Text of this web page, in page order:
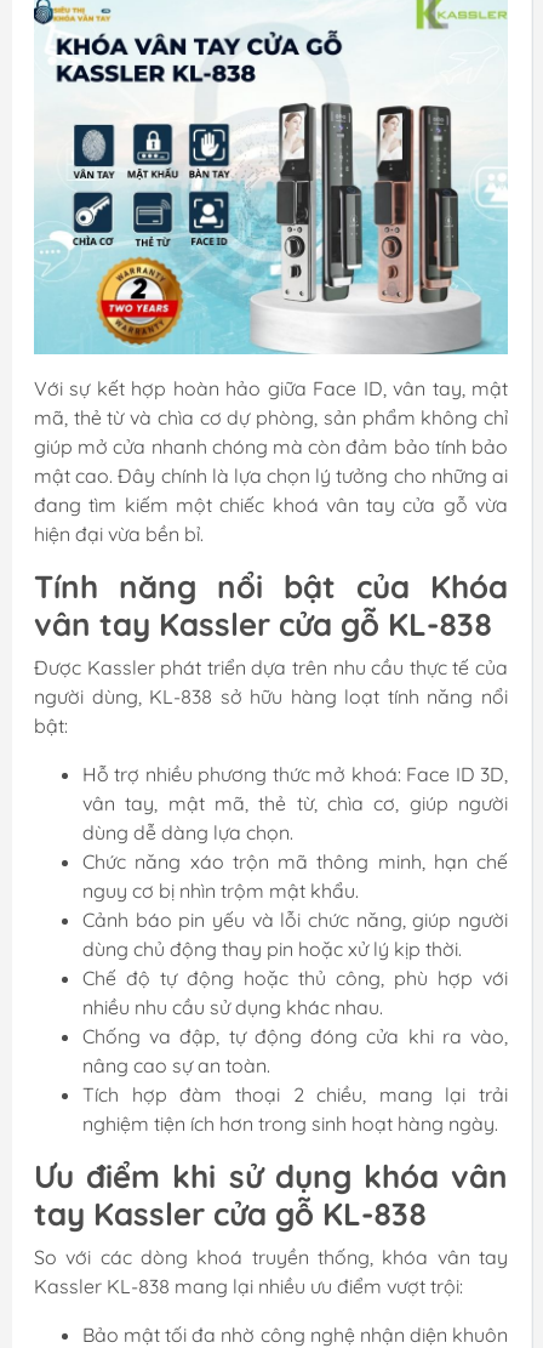
Với sự kết hợp hoàn hảo giữa Face ID, vân tay, mật
mã, thẻ từ và chìa cơ dự phòng, sản phẩm không chỉ
giúp mở cửa nhanh chóng mà còn đảm bảo tính bảo
mật cao. Đây chính là lựa chọn lý tưởng cho những ai
đang tìm kiếm một chiếc khoá vân tay cửa gỗ vừa
hiện đại vừa bền bỉ.
Tính năng nổi bật của Khóa
vân tay Kassler cửa gỗ KL-838
Được Kassler phát triển dựa trên nhu cầu thực tế của
người dùng, KL-838 sở hữu hàng loạt tính năng nổi
bật:
Hỗ trợ nhiều phương thức mở khoá: Face ID 3D,
vân tay, mật mã, thẻ từ, chìa cơ, giúp người
dùng dễ dàng lựa chọn.
Chức năng xáo trộn mã thông minh, hạn chế
nguy cơ bị nhìn trộm mật khẩu.
Cảnh báo pin yếu và lỗi chức năng, giúp người
dùng chủ động thay pin hoặc xử lý kịp thời.
Chế độ tự động hoặc thủ công, phù hợp với
nhiều nhu cầu sử dụng khác nhau.
Chống va đập, tự động đóng cửa khi ra vào,
nâng cao sự an toàn.
Tích hợp đàm thoại 2 chiều, mang lại trải
nghiệm tiện ích hơn trong sinh hoạt hàng ngày.
Ưu điểm khi sử dụng khóa vân
tay Kassler cửa gỗ KL-838
So với các dòng khoá truyền thống, khóa vân tay
Kassler KL-838 mang lại nhiều ưu điểm vượt trội:
Bảo mật tối đa nhờ công nghệ nhận diện khuôn